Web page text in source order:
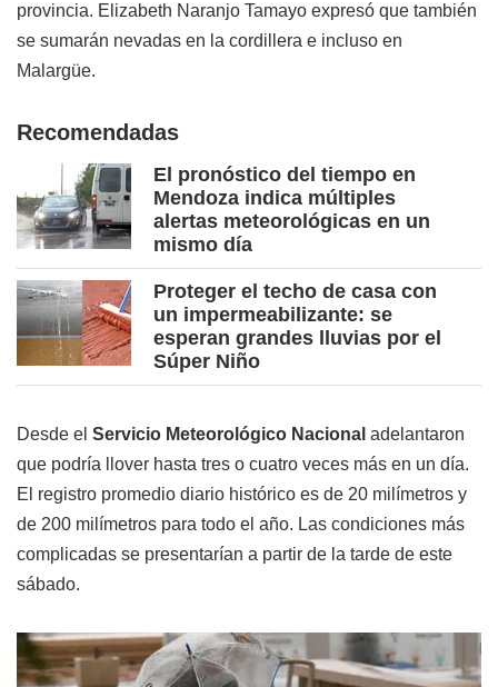
provincia. Elizabeth Naranjo Tamayo expresó que también
se sumarán nevadas en la cordillera e incluso en
Malargüe.
Recomendadas
El pronóstico del tiempo en
Mendoza indica múltiples
alertas meteorológicas en un
mismo día
Proteger el techo de casa con
un impermeabilizante: se
esperan grandes lluvias por el
Súper Niño
Desde el Servicio Meteorológico Nacional adelantaron
que podría llover hasta tres o cuatro veces más en un día.
El registro promedio diario histórico es de 20 milímetros y
de 200 milímetros para todo el año. Las condiciones más
complicadas se presentarían a partir de la tarde de este
sábado.